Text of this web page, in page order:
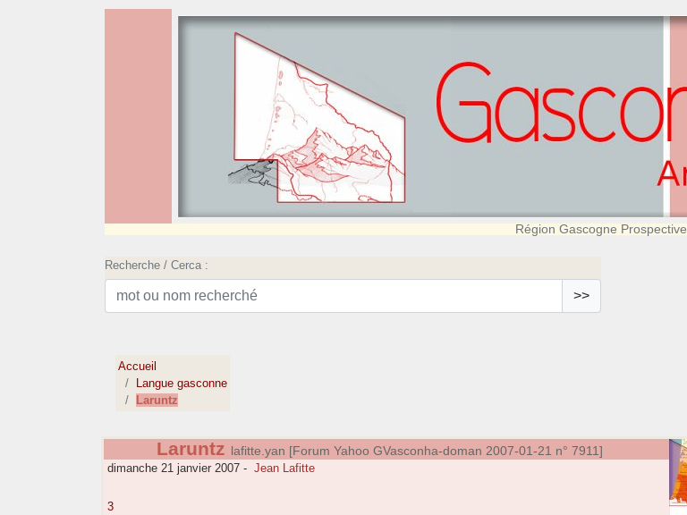
Région Gascogne Prospective
Recherche / Cerca :
>>
Accueil
Langue gasconne
Laruntz
Laruntz lafitte.yan [Forum Yahoo GVasconha-doman 2007-01-21 n° 7911]
dimanche 21 janvier 2007 - Jean Lafitte
3